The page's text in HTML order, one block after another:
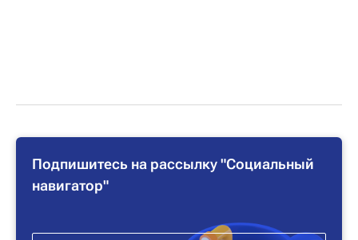
Подпишитесь на рассылку "Социальный
навигатор"